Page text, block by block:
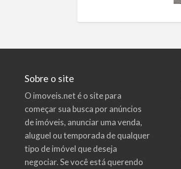
Sobre o site
O imoveis.net é o site para
começar sua busca poranúncios
de imóveis, anunciar uma venda,
aluguel ou temporada de qualquer
tipo de imóvel que deseja
negociar. Se você está querendo